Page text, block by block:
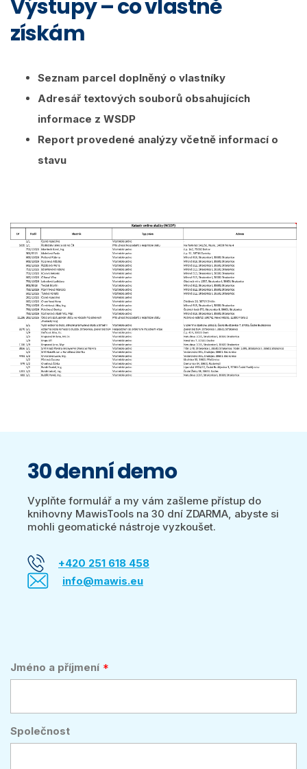
Výstupy – co vlastně
získám
Seznam parcel doplněný o vlastníky
Adresář textových souborů obsahujících
informace z WSDP
Report provedené analýzy včetně informací o
stavu
30 denní demo
Vyplňte formulář a my vám zašleme přístup do
knihovny MawisTools na 30 dní ZDARMA, abyste si
mohli geomatické nástroje vyzkoušet.
+420 251 618 458
info@mawis.eu
Jméno a příjmení
Společnost